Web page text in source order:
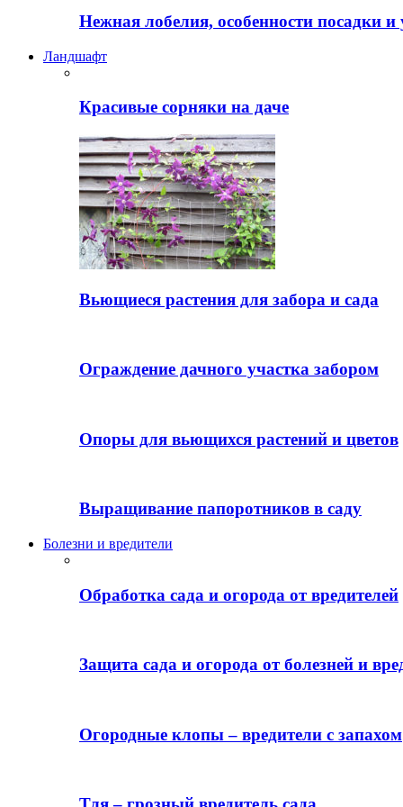
Нежная лобелия, особенности посадки и
Ландшафт
Красивые сорняки на даче
Вьющиеся растения для забора и сада
Ограждение дачного участка забором
Опоры для вьющихся растений и цветов
Выращивание папоротников в саду
Болезни и вредители
Обработка сада и огорода от вредителей
Защита сада и огорода от болезней и
Огородные клопы – вредители с запахом